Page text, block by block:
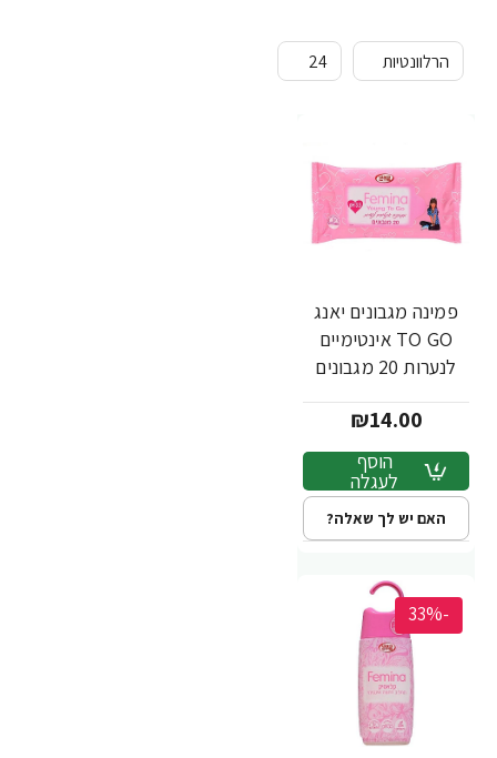
פמינה מגבונים יאנג
TO GO אינטימיים
לנערות 20 מגבונים
₪14.00
הוסף
לעגלה
האם יש לך שאלה?
-33%